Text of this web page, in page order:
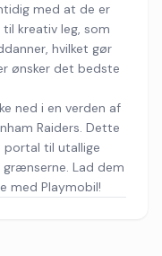
med at de er
kreativ leg, som
hvilket gør
ønsker det bedste
ned i en verden af
Raiders. Dette
portal til utallige
Lad dem
med Playmobil!